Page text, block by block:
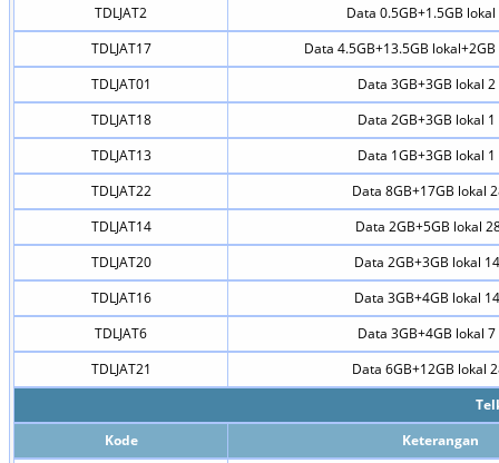
TDLJAT2
Data 0.5GB+1.5GB
TDLJAT17
Data 4.5GB+13.5GB
TDLJAT01
Data 3GB+3GB lokal
TDLJAT18
Data 2GB+3GB lokal
TDLJAT13
Data 1GB+3GB lokal
TDLJAT22
Data 8GB+17GB lokal
TDLJAT14
Data 2GB+5GB lokal
TDLJAT20
Data 2GB+3GB lokal
TDLJAT16
Data 3GB+4GB lokal
TDLJAT6
Data 3GB+4GB lokal
TDLJAT21
Data 6GB+12GB lokal
Kode
Keterangan